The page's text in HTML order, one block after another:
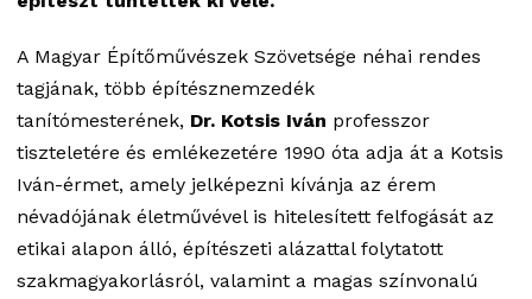
A Magyar Építőművészek Szövetsége néhai rendes
tagjának, több építésznemzedék
tanítómesterének, Dr. Kotsis Iván professzor
tiszteletére és emlékezetére 1990 óta adja át a Kotsis
Iván-érmet, amely jelképezni kívánja az érem
névadójának életművével is hitelesített felfogását az
etikai alapon álló, építészeti alázattal folytatott
szakmagyakorlásról, valamint a magas színvonalú